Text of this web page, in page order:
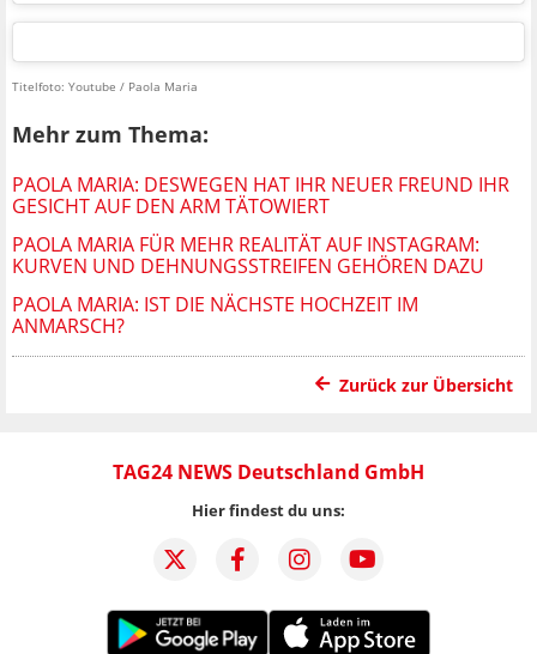
Titelfoto: Youtube / Paola Maria
Mehr zum Thema:
PAOLA MARIA: DESWEGEN HAT IHR NEUER FREUND IHR
GESICHT AUF DEN ARM TÄTOWIERT
PAOLA MARIA FÜR MEHR REALITÄT AUF INSTAGRAM:
KURVEN UND DEHNUNGSSTREIFEN GEHÖREN DAZU
PAOLA MARIA: IST DIE NÄCHSTE HOCHZEIT IM
ANMARSCH?
Zurück zur Übersicht
TAG24 NEWS Deutschland GmbH
Hier findest du uns: